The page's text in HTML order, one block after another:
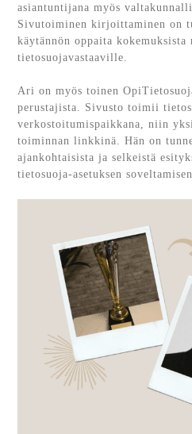
asiantuntijana myös
Sivutoiminen kirjoittaminen on
käytännön oppaita
tietosuojavastaaville.
Ari on myös toinen
perustajista. Sivusto toimii
verkostoitumispaikkana, niin
toiminnan linkkinä. Hän on
ajankohtaisista ja selkeistä
tietosuoja-asetuksen